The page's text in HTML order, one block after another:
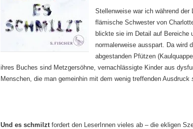
Stellenweise war ich während
flämische Schwester von
blickte sie im Detail auf Bereiche
normalerweise ausspart. Da wird
abgestanden Pfützen
ihres Buches sind Metzgersöhne, vernachlässigte Kinder aus
Menschen, die man gemeinhin mit dem wenig treffenden Ausdruck
Und es schmilzt fordert den LeserInnen vieles ab – die ekligen